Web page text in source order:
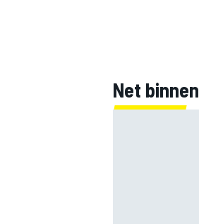
Net binnen